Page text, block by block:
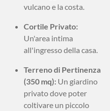
vulcano e la costa.
Cortile Privato:
Un'area intima
all'ingresso della casa.
Terreno di Pertinenza
(350 mq): Un giardino
privato dove poter
coltivare un piccolo